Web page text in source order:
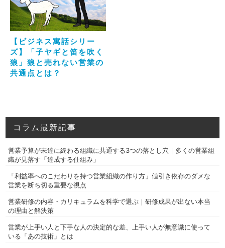
【ビジネス寓話シリー
ズ】「子ヤギと笛を吹く
狼」狼と売れない営業の
共通点とは？
コラム最新記事
営業予算が未達に終わる組織に共通する3つの落とし穴｜多くの営業組
織が見落す「達成する仕組み」
「利益率へのこだわりを持つ営業組織の作り方」値引き依存のダメな
営業を断ち切る重要な視点
営業研修の内容・カリキュラムを科学で選ぶ｜研修成果が出ない本当
の理由と解決策
営業が上手い人と下手な人の決定的な差、上手い人が無意識に使って
いる「あの技術」とは